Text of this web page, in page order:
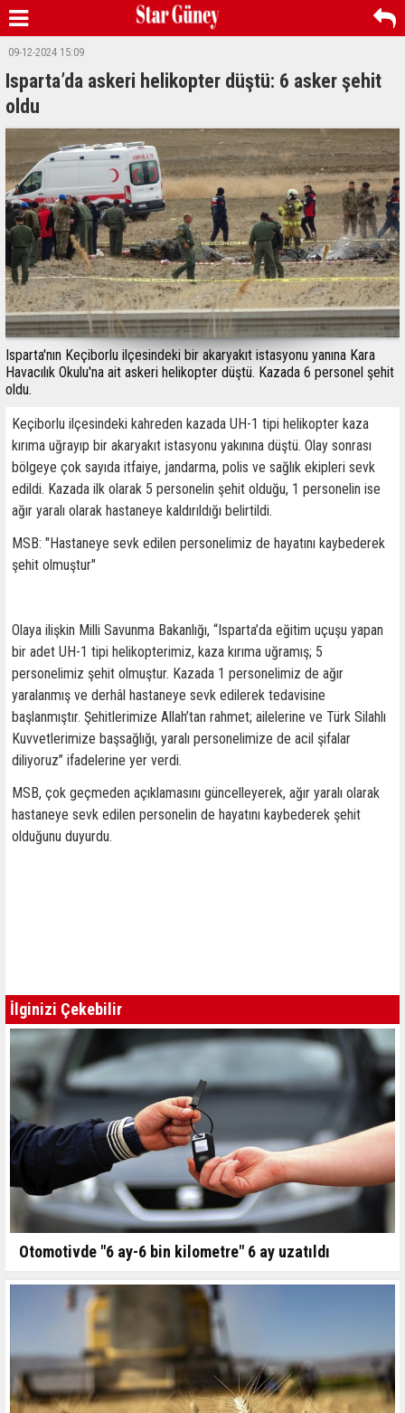
09-12-2024 15:09
Isparta’da askeri helikopter düştü: 6 asker şehit
oldu
Isparta'nın Keçiborlu ilçesindeki bir akaryakıt istasyonu yanına Kara
Havacılık Okulu'na ait askeri helikopter düştü. Kazada 6 personel şehit
oldu.
Keçiborlu ilçesindeki kahreden kazada UH-1 tipi helikopter kaza
kırıma uğrayıp bir akaryakıt istasyonu yakınına düştü. Olay sonrası
bölgeye çok sayıda itfaiye, jandarma, polis ve sağlık ekipleri sevk
edildi. Kazada ilk olarak 5 personelin şehit olduğu, 1 personelin ise
ağır yaralı olarak hastaneye kaldırıldığı belirtildi.
MSB: "Hastaneye sevk edilen personelimiz de hayatını kaybederek
şehit olmuştur"
Olaya ilişkin Milli Savunma Bakanlığı, “Isparta’da eğitim uçuşu yapan
bir adet UH-1 tipi helikopterimiz, kaza kırıma uğramış; 5
personelimiz şehit olmuştur. Kazada 1 personelimiz de ağır
yaralanmış ve derhâl hastaneye sevk edilerek tedavisine
başlanmıştır. Şehitlerimize Allah’tan rahmet; ailelerine ve Türk Silahlı
Kuvvetlerimize başsağlığı, yaralı personelimize de acil şifalar
diliyoruz” ifadelerine yer verdi.
MSB, çok geçmeden açıklamasını güncelleyerek, ağır yaralı olarak
hastaneye sevk edilen personelin de hayatını kaybederek şehit
olduğunu duyurdu.
İlginizi Çekebilir
Otomotivde "6 ay-6 bin kilometre" 6 ay uzatıldı